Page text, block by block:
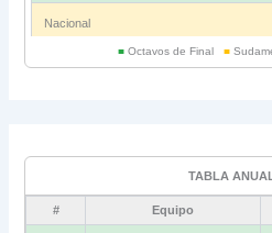
Nacional
Bolívar
■Octavos de Final ■
TABLA
# Equipo